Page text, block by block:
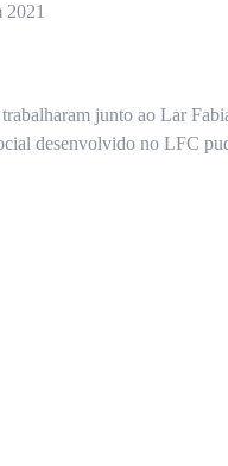
2021
junto ao Lar
desenvolvido no LFC